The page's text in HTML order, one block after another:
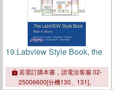
19.Labview Style Book, the
若需訂購本書，請電洽客服 02-
25006600[分機130、131]。